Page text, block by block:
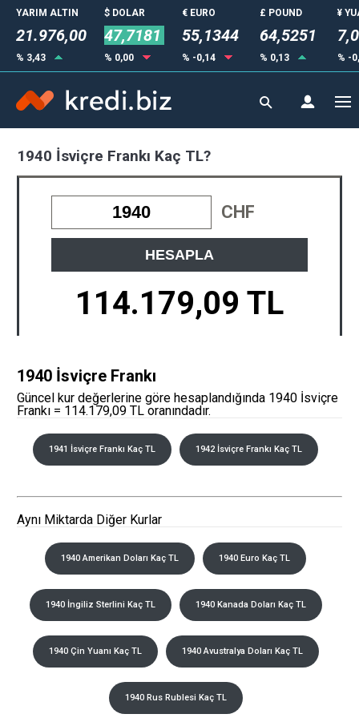
YARIM ALTIN
21.976,00
% 3,43
$ DOLAR
47,7181
% 0,00
€ EURO
55,1344
% -0,14
£ POUND
64,5251
% 0,13
¥
% -
1940 İsviçre Frankı Kaç TL?
CHF
HESAPLA
114.179,09 TL
1940 İsviçre Frankı
Güncel kur değerlerine göre hesaplandığında 1940 İsviçre
Frankı = 114.179,09 TL oranındadır.
1941 İsviçre Frankı Kaç TL 1942 İsviçre Frankı Kaç TL
Aynı Miktarda Diğer Kurlar
1940 Amerikan Doları Kaç TL 1940 Euro Kaç TL
1940 İngiliz Sterlini Kaç TL 1940 Kanada Doları Kaç TL
1940 Çin Yuanı Kaç TL 1940 Avustralya Doları Kaç TL
1940 Rus Rublesi Kaç TL